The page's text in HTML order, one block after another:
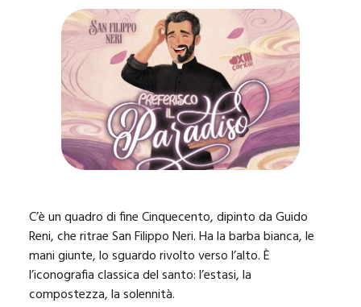
C’è un quadro di fine Cinquecento, dipinto da Guido
Reni, che ritrae San Filippo Neri. Ha la barba bianca, le
mani giunte, lo sguardo rivolto verso l’alto. È
l’iconografia classica del santo: l’estasi, la
compostezza, la solennità.